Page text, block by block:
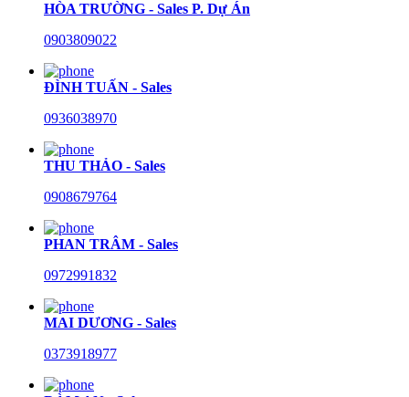
HÒA TRƯỜNG - Sales P. Dự Án
0903809022
ĐÌNH TUẤN - Sales
0936038970
THU THẢO - Sales
0908679764
PHAN TRÂM - Sales
0972991832
MAI DƯƠNG - Sales
0373918977